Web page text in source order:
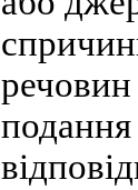
подання